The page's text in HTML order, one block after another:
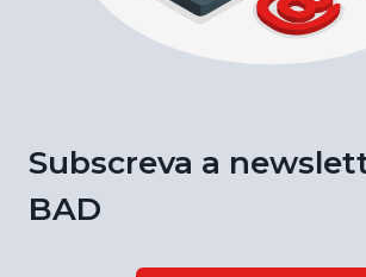
Subscreva a
BAD